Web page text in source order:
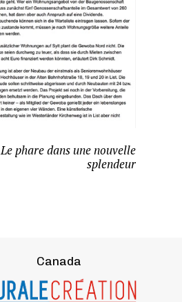
phare dans une nouvelle
splendeur
Canada